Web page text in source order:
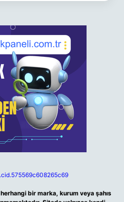
bir marka, kurum veya şahıs